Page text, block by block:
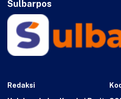
Sulbarpos
Redaksi